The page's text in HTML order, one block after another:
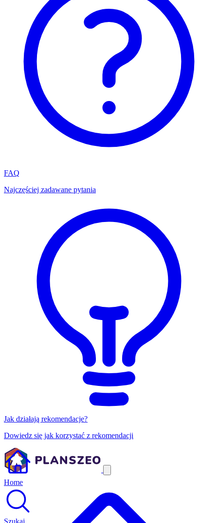
FAQ
Najczęściej zadawane pytania
Jak działają rekomendacje?
Dowiedz się jak korzystać z rekomendacji
Home
Szukaj